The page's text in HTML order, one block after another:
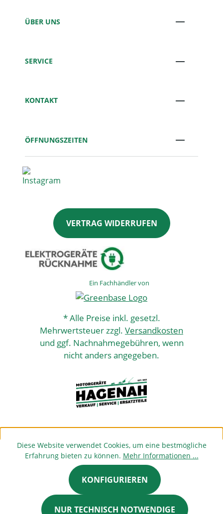
ÜBER UNS
SERVICE
KONTAKT
ÖFFNUNGSZEITEN
VERTRAG WIDERRUFEN
Ein Fachhändler von
* Alle Preise inkl. gesetzl.
Mehrwertsteuer zzgl. Versandkosten
und ggf. Nachnahmegebühren, wenn
nicht anders angegeben.
Diese Website verwendet Cookies, um eine bestmögliche
Erfahrung bieten zu können. Mehr Informationen ...
NUR TECHNISCH NOTWENDIGE
KONFIGURIEREN